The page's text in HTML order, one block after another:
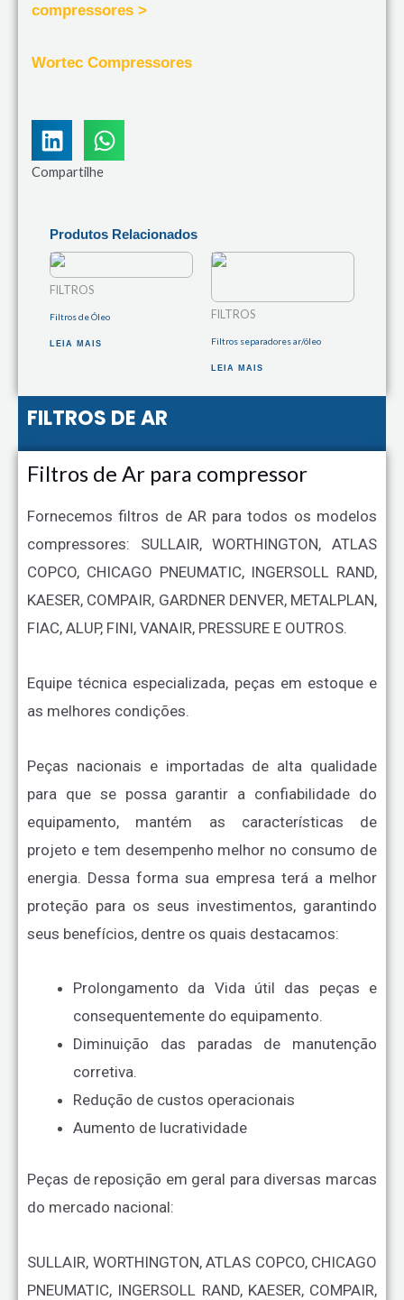
compressores >
Wortec Compressores
Compartilhe
Produtos Relacionados
FILTROS
Filtros de Óleo
LEIA MAIS
FILTROS
Filtros separadores ar/óleo
LEIA MAIS
FILTROS DE AR
Filtros de Ar para compressor
Fornecemos filtros de AR para todos os modelos
compressores: SULLAIR, WORTHINGTON, ATLAS
COPCO, CHICAGO PNEUMATIC, INGERSOLL RAND,
KAESER, COMPAIR, GARDNER DENVER, METALPLAN,
FIAC, ALUP, FINI, VANAIR, PRESSURE E OUTROS.
Equipe técnica especializada, peças em estoque e
as melhores condições.
Peças nacionais e importadas de alta qualidade
para que se possa garantir a confiabilidade do
equipamento, mantém as características de
projeto e tem desempenho melhor no consumo de
energia. Dessa forma sua empresa terá a melhor
proteção para os seus investimentos, garantindo
seus benefícios, dentre os quais destacamos:
Prolongamento da Vida útil das peças e
consequentemente do equipamento.
Diminuição das paradas de manutenção
corretiva.
Redução de custos operacionais
Aumento de lucratividade
Peças de reposição em geral para diversas marcas
do mercado nacional:
SULLAIR, WORTHINGTON, ATLAS COPCO, CHICAGO
PNEUMATIC, INGERSOLL RAND, KAESER, COMPAIR,